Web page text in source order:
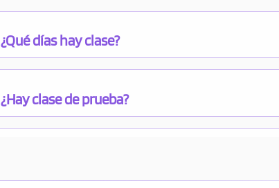
¿Qué días hay clase?
¿Hay clase de prueba?